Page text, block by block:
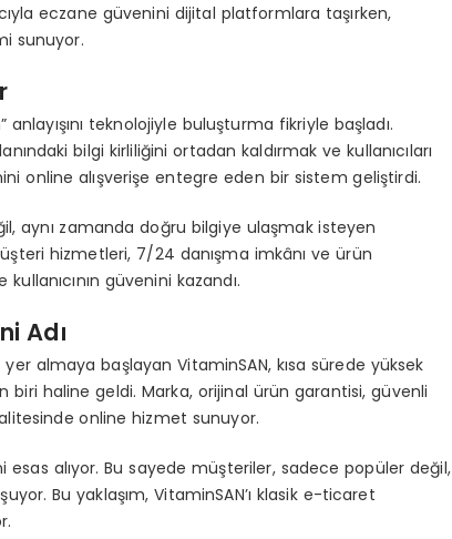
eczane güvenini dijital platformlara taşırken,
sunuyor.
anlayışını teknolojiyle buluşturma fikriyle başladı.
bilgi kirliliğini ortadan kaldırmak ve kullanıcıları
online alışverişe entegre eden bir sistem geliştirdi.
aynı zamanda doğru bilgiye ulaşmak isteyen
hizmetleri, 7/24 danışma imkânı ve ürün
güvenini kazandı.
Adı
almaya başlayan VitaminSAN, kısa sürede yüksek
haline geldi. Marka, orijinal ürün garantisi, güvenli
online hizmet sunuyor.
alıyor. Bu sayede müşteriler, sadece popüler değil,
Bu yaklaşım, VitaminSAN’ı klasik e-ticaret